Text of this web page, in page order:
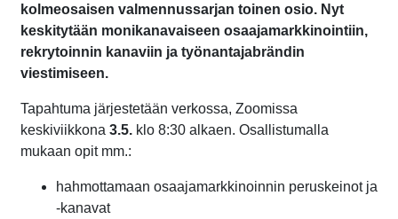
kolmeosaisen valmennussarjan toinen osio. Nyt
keskitytään monikanavaiseen osaajamarkkinointiin,
rekrytoinnin kanaviin ja työnantajabrändin
viestimiseen.
Tapahtuma järjestetään verkossa, Zoomissa
keskiviikkona 3.5. klo 8:30 alkaen. Osallistumalla
mukaan opit mm.:
hahmottamaan osaajamarkkinoinnin peruskeinot ja
-kanavat